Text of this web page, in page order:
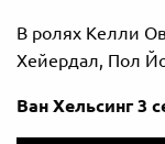
В ролях Келли
Хейердал, Пол
Ван Хельсинг 3